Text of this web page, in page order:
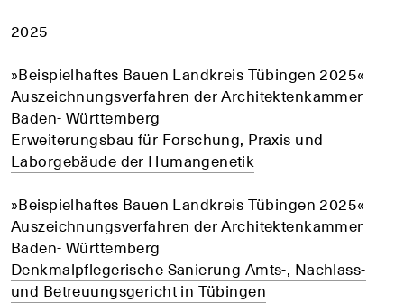
2025
»Beispielhaftes Bauen Landkreis Tübingen 2025«
Auszeichnungsverfahren der Architektenkammer
Baden- Württemberg
Erweiterungsbau für Forschung, Praxis und
Laborgebäude der Humangenetik
»Beispielhaftes Bauen Landkreis Tübingen 2025«
Auszeichnungsverfahren der Architektenkammer
Baden- Württemberg
Denkmalpflegerische Sanierung Amts-, Nachlass-
und Betreuungsgericht in Tübingen